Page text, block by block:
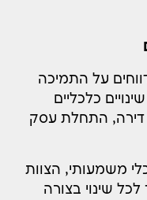
על התמיכה
כלכליים
דירה, התחלת עסק
משמעותי, הצוות
שינוי בצורה